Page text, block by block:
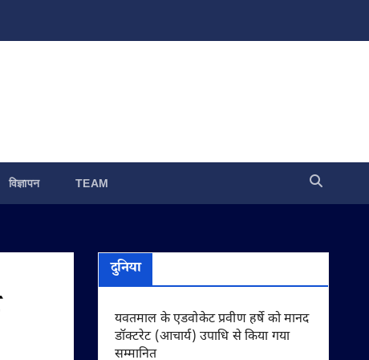
विज्ञापन TEAM
दुनिया
यवतमाल के एडवोकेट प्रवीण हर्षे को मानद
डॉक्टरेट (आचार्य) उपाधि से किया गया
सम्मानित